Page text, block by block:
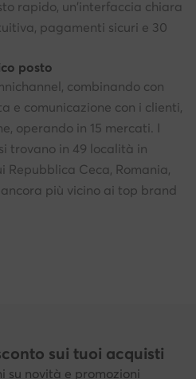
rapido, un'interfaccia chiara
pagamenti sicuri e 30
posto
combinando con
e comunicazione con i clienti,
operando in 15 mercati. I
trovano in 49 località in
Repubblica Ceca, Romania,
più vicino ai top brand
sui tuoi acquisti
su novità e promozioni